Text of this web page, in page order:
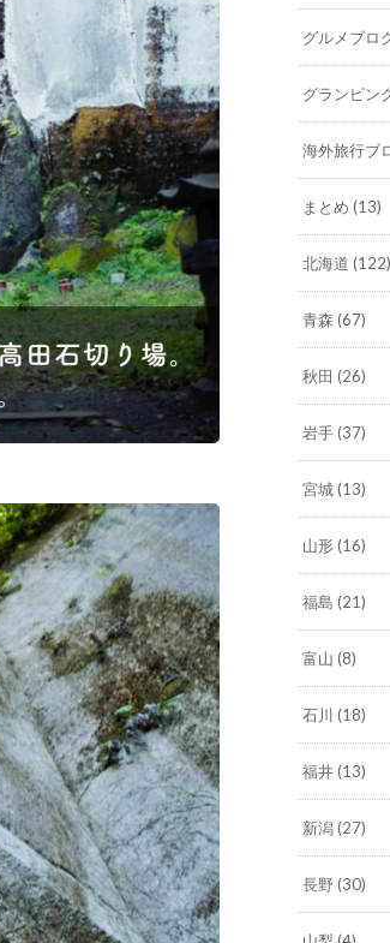
グルメブロ
グランピン
海外旅行ブ
まとめ (13)
北海道 (122)
青森 (67)
秋田 (26)
岩手(37)
宮城(13)
山形(16)
福島 (21)
富山 (8)
石川 (18)
福井(13)
新潟(27)
長野(30)